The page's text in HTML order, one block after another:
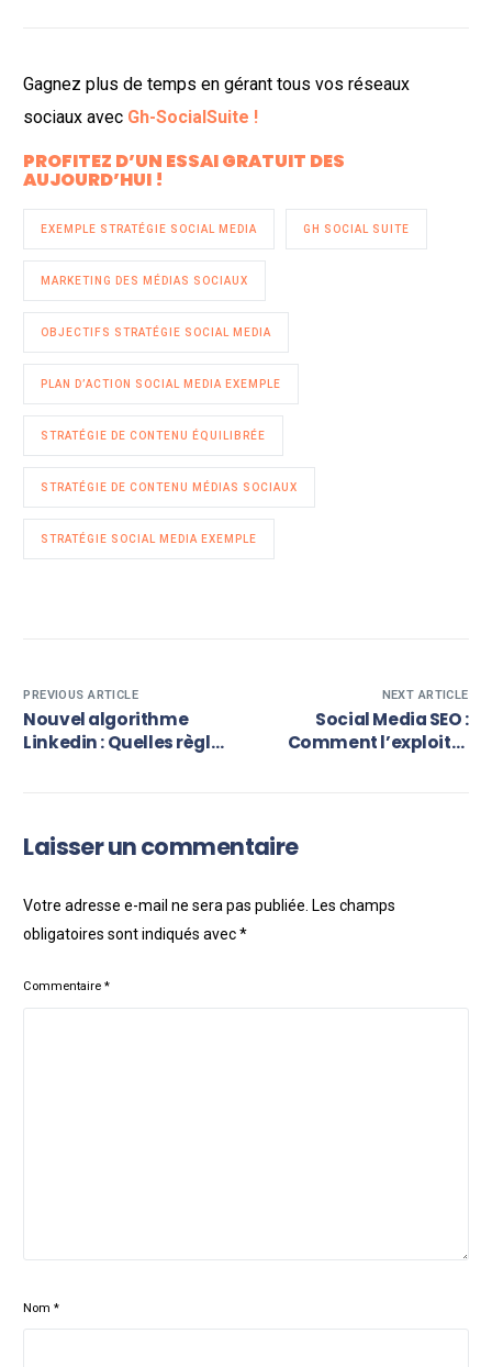
Gagnez plus de temps en gérant tous vos réseaux
sociaux avec Gh-SocialSuite !
PROFITEZ D’UN ESSAI GRATUIT DES
AUJOURD’HUI !
EXEMPLE STRATÉGIE SOCIAL MEDIA GH SOCIAL SUITE
MARKETING DES MÉDIAS SOCIAUX
OBJECTIFS STRATÉGIE SOCIAL MEDIA
PLAN D’ACTION SOCIAL MEDIA EXEMPLE
STRATÉGIE DE CONTENU ÉQUILIBRÉE
STRATÉGIE DE CONTENU MÉDIAS SOCIAUX
STRATÉGIE SOCIAL MEDIA EXEMPLE
PREVIOUS ARTICLE
Nouvel algorithme
Linkedin : Quelles règles
NEXT ARTICLE
Social Media SEO :
Comment l’exploiter
Laisser un commentaire
Votre adresse e-mail ne sera pas publiée. Les champs
obligatoires sont indiqués avec*
Commentaire*
Nom*